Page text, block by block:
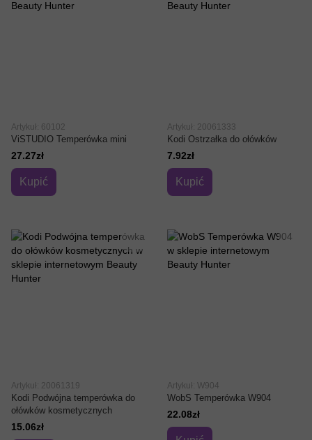
Artykuł: 60102
ViSTUDIO Temperówka mini
27.27zł
Kupić
Artykuł: 20061333
Kodi Ostrzałka do ołówków
7.92zł
Kupić
Artykuł: 20061319
Kodi Podwójna temperówka do
ołówków kosmetycznych
15.06zł
Artykuł: W904
WobS Temperówka W904
22.08zł